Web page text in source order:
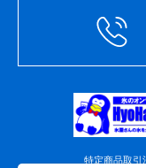
特定商品取引